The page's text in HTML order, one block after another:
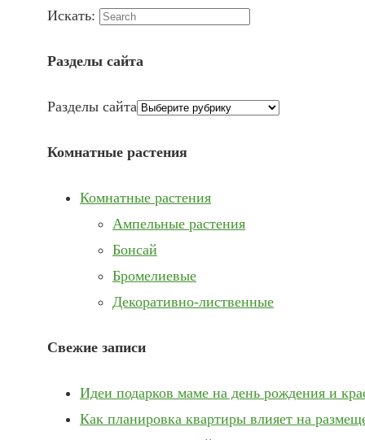
Искать:
Разделы сайта
Разделы сайта
Комнатные растения
Комнатные растения
Ампельные растения
Бонсай
Бромелиевые
Декоративно-лиственные
Свежие записи
Идеи подарков маме на день рождения и
Как планировка квартиры влияет на